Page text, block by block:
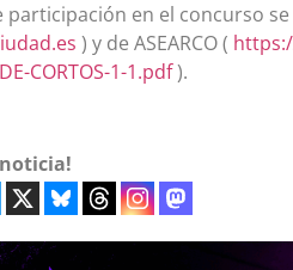
participación en el concurso
) y de ASEARCO (
CORTOS-1-1.pdf).